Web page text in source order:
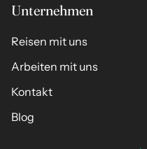
Unternehmen
Reisen mit uns
Arbeiten mit uns
Kontakt
Blog